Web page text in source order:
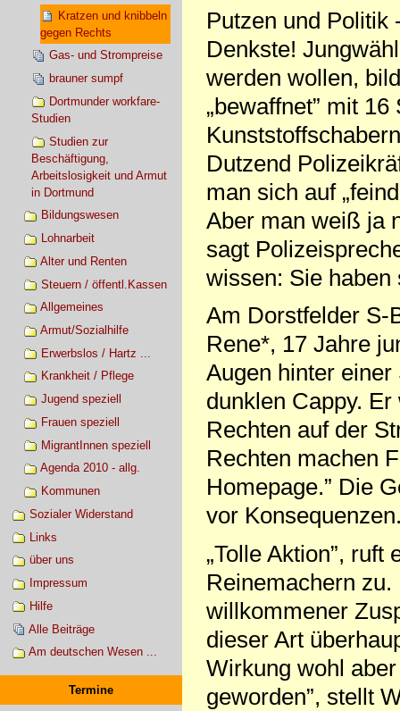
Kratzen und knibbeln
gegen Rechts
Gas- und Strompreise
brauner sumpf
Dortmunder workfare-
Studien
Studien zur
Beschäftigung,
Arbeitslosigkeit und Armut
in Dortmund
Bildungswesen
Lohnarbeit
Alter und Renten
Steuern / öffentl.Kassen
Allgemeines
Armut/Sozialhilfe
Erwerbslos / Hartz ...
Krankheit / Pflege
Jugend speziell
Frauen speziell
MigrantInnen speziell
Agenda 2010 - allg.
Kommunen
Sozialer Widerstand
Links
über uns
Impressum
Hilfe
Alle Beiträge
Am deutschen Wesen ...
Termine
Putzen und Politik
Denkste!
werden wollen,
„bewaffnet” mit
Dutzend
man sich auf
Aber man weiß ja
sagt
wissen: Sie
Am Dorstfelder S-
Rene*, 17 Jahre
Augen hinter
dunklen Cappy.
Rechten auf der
Rechten machen
Homepage.” Die
vor
„Tolle Aktion”,
Reinemachern
willkommener
dieser Art
Wirkung wohl
geworden”, stellt